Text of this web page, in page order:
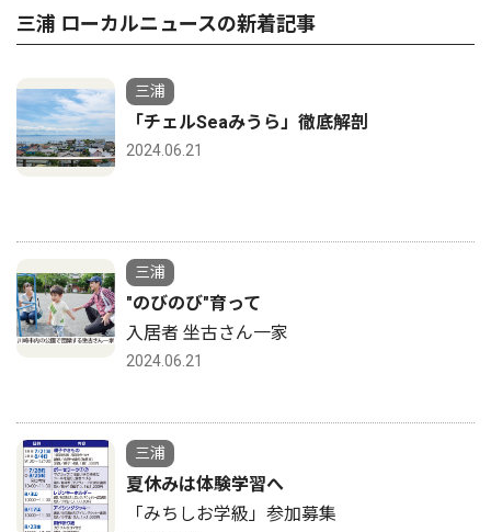
三浦 ローカルニュースの新着記事
三浦
「チェルSeaみうら」徹底解剖
2024.06.21
三浦
"のびのび"育って
入居者 坐古さん一家
2024.06.21
三浦
夏休みは体験学習へ
「みちしお学級」参加募集